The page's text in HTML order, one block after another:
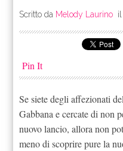
Scritto da Melody Laurino il
Pin It
Se siete degli affezionati
Gabbana e cercate di non
nuovo lancio, allora non
meno di scoprire pure la